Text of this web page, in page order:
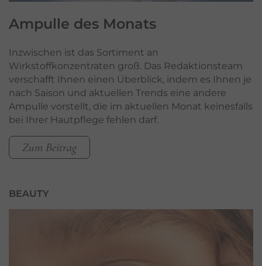
Ampulle des Monats
Inzwischen ist das Sortiment an
Wirkstoffkonzentraten groß. Das Redaktionsteam
verschafft Ihnen einen Überblick, indem es Ihnen je
nach Saison und aktuellen Trends eine andere
Ampulle vorstellt, die im aktuellen Monat keinesfalls
bei Ihrer Hautpflege fehlen darf.
Zum Beitrag
BEAUTY